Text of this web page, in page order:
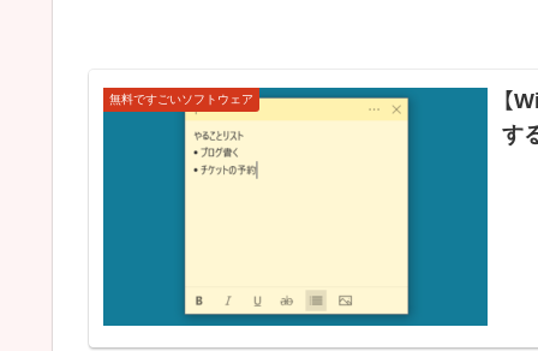
無料ですごいソフトウェア
【
す